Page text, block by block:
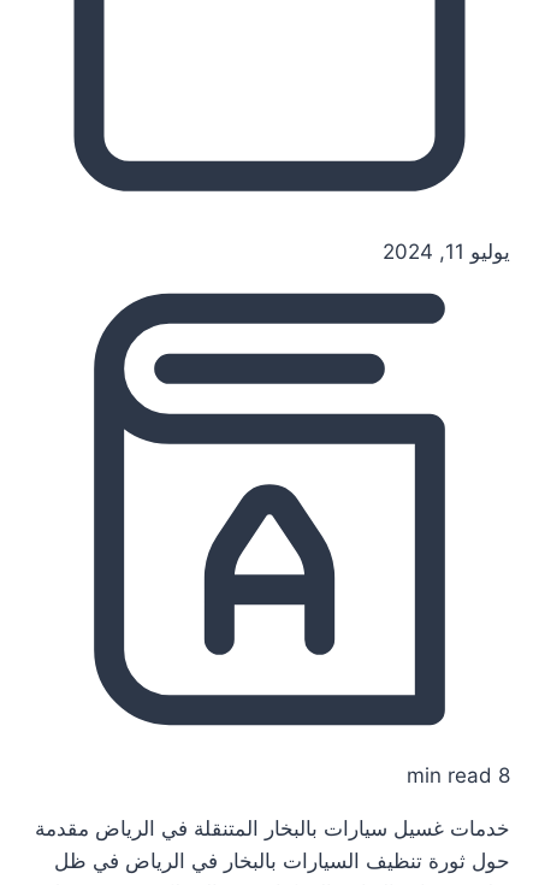
يوليو 11, 2024
8 min read
خدمات غسيل سيارات بالبخار المتنقلة في الرياض مقدمة
حول ثورة تنظيف السيارات بالبخار في الرياض في ظل